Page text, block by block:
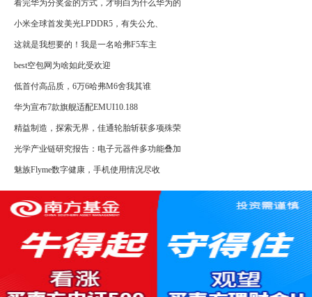
看完华为分奖金的方式，才明白为什么华为的
小米全球首发美光LPDDR5，有失公允、
这就是我想要的！我是一名哈弗F5车主
best空包网为啥如此受欢迎
低首付高品质，6万6哈弗M6舍我其谁
华为宣布7款旗舰适配EMUI10.188
精益制造，探索无界，佳通轮胎斩获多项殊荣
光学产业链研究报告：电子元器件多功能叠加
魅族Flyme数字健康，手机使用情况尽收